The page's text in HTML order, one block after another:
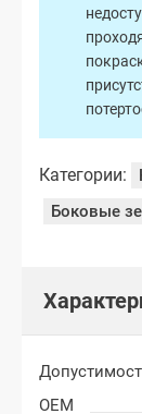
Категории:
Боковые
OEM